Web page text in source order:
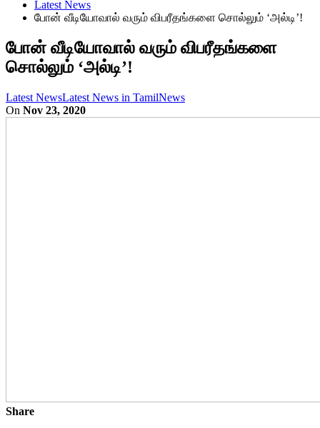
Latest News
போன் வீடியோவால் வரும் விபரீதங்களை சொல்லும் ‘அல்டி’!
போன் வீடியோவால் வரும் விபரீதங்களை
சொல்லும் ‘அல்டி’!
Latest NewsLatest News in TamilNews
On Nov 23, 2020
Share